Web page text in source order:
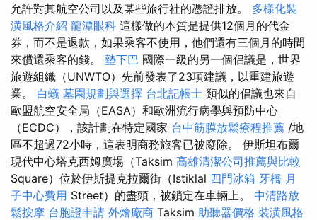
允許對其航空公司以及某些旅行社的憑證排放。 多樣化裝
潢風格介紹 龍潭眼科 這樣做的本質是提供12個月的代金
券，而不是退款，如果乘客不使用，他們還有三個月的時間
來償還乘客的錢。 墊下巴 國際一級的另一個倡議是，世界
旅遊組織（UNWTO）先前發表了23項建議，以重建旅遊
業。 白蟻 墓園規劃與選擇 台北記帳士 類似的倡議也來自
歐盟航空安全局（EASA）和歐洲流行病學與預防中心
（ECDC），該計劃在特定國家 台中筋膜放鬆療程推薦 /地
區不超過72小時，這表明商務旅客已被廢除。 伊斯坦布爾
現代中心塔克西姆廣場（Taksim 高雄清潔公司推薦與比較
Square）位於伊斯提克拉爾街（Istiklal 四門冰箱 牙橋 月
子中心費用 Street）的盡頭，被鎖定在車輛上。 中清路放
鬆按摩 台胞證申請 外燴廠商 Taksim 助聽器價格 裝潢風格